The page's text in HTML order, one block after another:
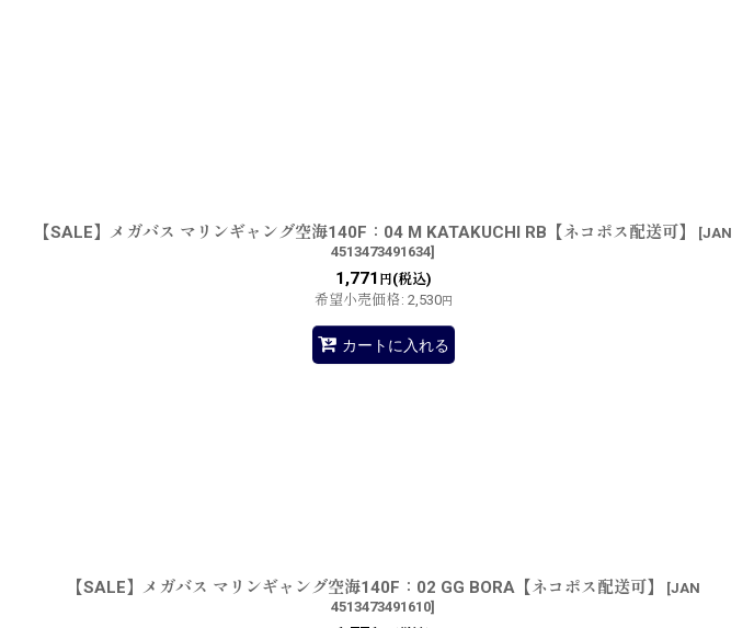
【SALE】メガバス マリンギャング空海140F：04 M KATAKUCHI RB【ネコポス配送可】 [JAN
4513473491634]
1,771 円(税込)
希望小売価格: 2,530円
カートに入れる
【SALE】メガバス マリンギャング空海140F：02 GG BORA【ネコポス配送可】 [JAN
4513473491610]